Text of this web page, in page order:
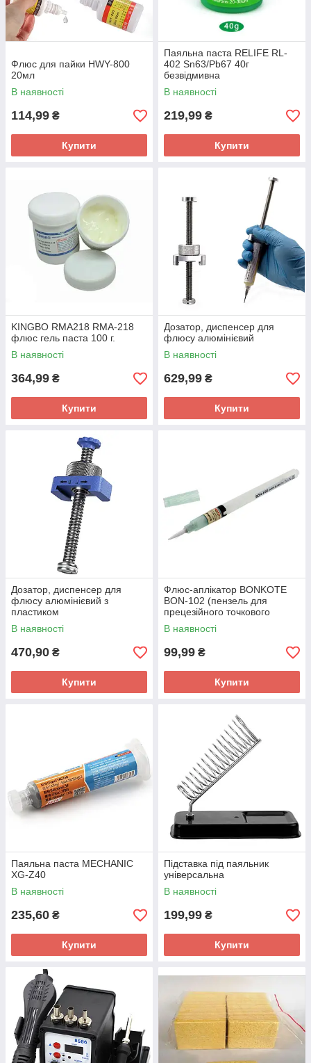
Флюс для пайки HWY-800
20мл
В наявності
114,99 ₴
Купити
Паяльна паста RELIFE RL-
402 Sn63/Pb67 40г
безвідмивна
В наявності
219,99 ₴
Купити
KINGBO RMA218 RMA-218
флюс гель паста 100 г.
В наявності
364,99 ₴
Купити
Дозатор, диспенсер для
флюсу алюмінієвий
В наявності
629,99 ₴
Купити
Дозатор, диспенсер для
флюсу алюмінієвий з
пластиком
В наявності
470,90 ₴
Купити
Флюс-аплікатор BONKOTE
BON-102 (пензель для
прецезійного точкового
нанесення)
В наявності
99,99 ₴
Купити
Паяльна паста MECHANIC
XG-Z40
В наявності
235,60 ₴
Купити
Підставка під паяльник
універсальна
В наявності
199,99 ₴
Купити